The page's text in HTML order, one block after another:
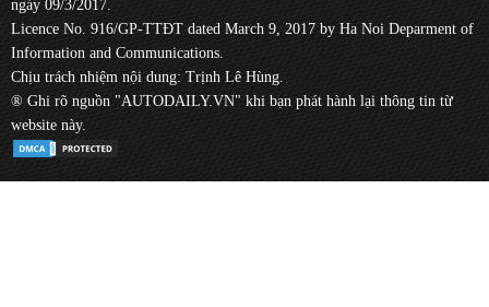
ngày 09/3/2017.
Licence No. 916/GP-TTĐT dated March 9, 2017 by Ha Noi Deparment of
Information and Communications.
Chịu trách nhiệm nội dung: Trịnh Lê Hùng.
® Ghi rõ nguồn "AUTODAILY.VN" khi bạn phát hành lại thông tin từ
website này.